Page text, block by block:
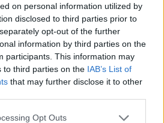
on personal information utilized by
disclosed to third parties prior to
opt-out of the further
information by third parties on the
participants. This information may
to third parties on the IAB’s List of
that may further disclose it to other
Opt Outs
18.990 ευρώ
Ευρωπαϊκό Κορασίδων Β'
για Δανία και Ισλανδία - Το
πανόραμα